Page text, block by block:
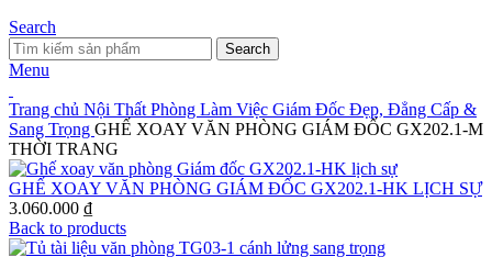
Search
Search
Menu
Trang chủ Nội Thất Phòng Làm Việc Giám Đốc Đẹp, Đẳng Cấp &
Sang Trọng GHẾ XOAY VĂN PHÒNG GIÁM ĐỐC GX202.1-M
THỜI TRANG
GHẾ XOAY VĂN PHÒNG GIÁM ĐỐC GX202.1-HK LỊCH SỰ
3.060.000 ₫
Back to products